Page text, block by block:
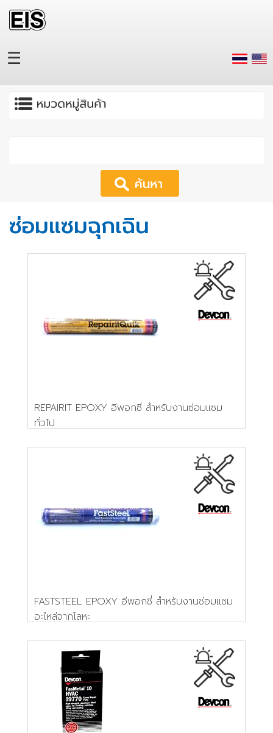
Skip to main content
☰
Apply
ซ่อมแซมฉุกเฉิน
REPAIRIT EPOXY อีพอกซี่ สำหรับงานซ่อมแซม
ทั่วไป
FASTSTEEL EPOXY อีพอกซี่ สำหรับงานซ่อมแซม
อะไหล่จากโลหะ